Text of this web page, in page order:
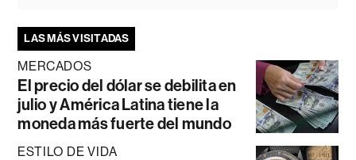
LAS MÁS VISITADAS
MERCADOS
El precio del dólar se debilita en
julio y América Latina tiene la
moneda más fuerte del mundo
ESTILO DE VIDA